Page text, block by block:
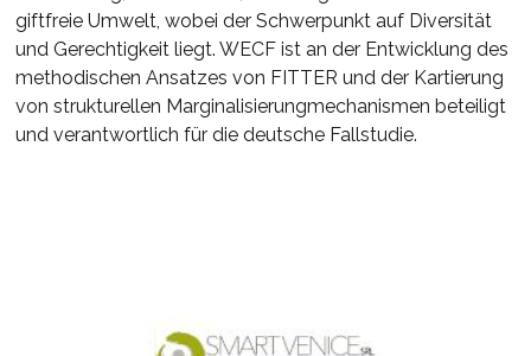
giftfreie Umwelt, wobei der Schwerpunkt auf Diversität
und Gerechtigkeit liegt. WECF ist an der Entwicklung des
methodischen Ansatzes von FITTER und der Kartierung
von strukturellen Marginalisierungmechanismen beteiligt
und verantwortlich für die deutsche Fallstudie.